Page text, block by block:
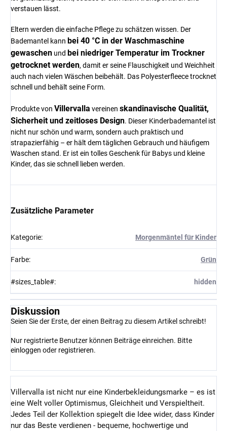
verstauen lässt.
Eltern werden die einfache Pflege zu schätzen wissen. Der
Bademantel kann bei 40 °C in der Waschmaschine
gewaschen und bei niedriger Temperatur im Trockner
getrocknet werden, damit er seine Flauschigkeit und Weichheit
auch nach vielen Wäschen beibehält. Das Polyesterfleece trocknet
schnell und behält seine Form.
Produkte von Villervalla vereinen skandinavische Qualität,
Sicherheit und zeitloses Design. Dieser Kinderbademantel ist
nicht nur schön und warm, sondern auch praktisch und
strapazierfähig – er hält dem täglichen Gebrauch und häufigem
Waschen stand. Er ist ein tolles Geschenk für Babys und kleine
Kinder, das sie schnell lieben werden.
Zusätzliche Parameter
Kategorie: Morgenmäntel für Kinder
Farbe: Grün
#sizes_table#: hidden
Diskussion
Seien Sie der Erste, der einen Beitrag zu diesem Artikel schreibt!
Nur registrierte Benutzer können Beiträge einreichen. Bitte
einloggen oder registrieren.
Villervalla ist nicht nur eine Kinderbekleidungsmarke – es ist
eine Welt voller Optimismus, Gleichheit und Verspieltheit.
Jedes Teil der Kollektion spiegelt die Idee wider, dass Kinder
nur das Beste verdienen - bequeme, hochwertige und